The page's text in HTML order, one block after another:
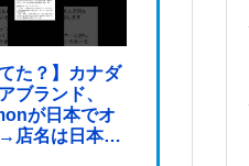
た？】カナダ
ブランド、
が日本でオ
店名は日本差